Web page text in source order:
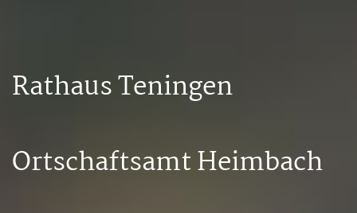
Rathaus Teningen
Ortschaftsamt Heimbach